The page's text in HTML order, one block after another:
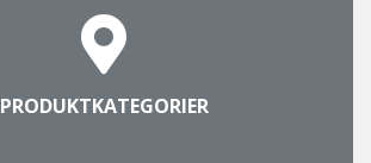
PRODUKTKATEGORIER